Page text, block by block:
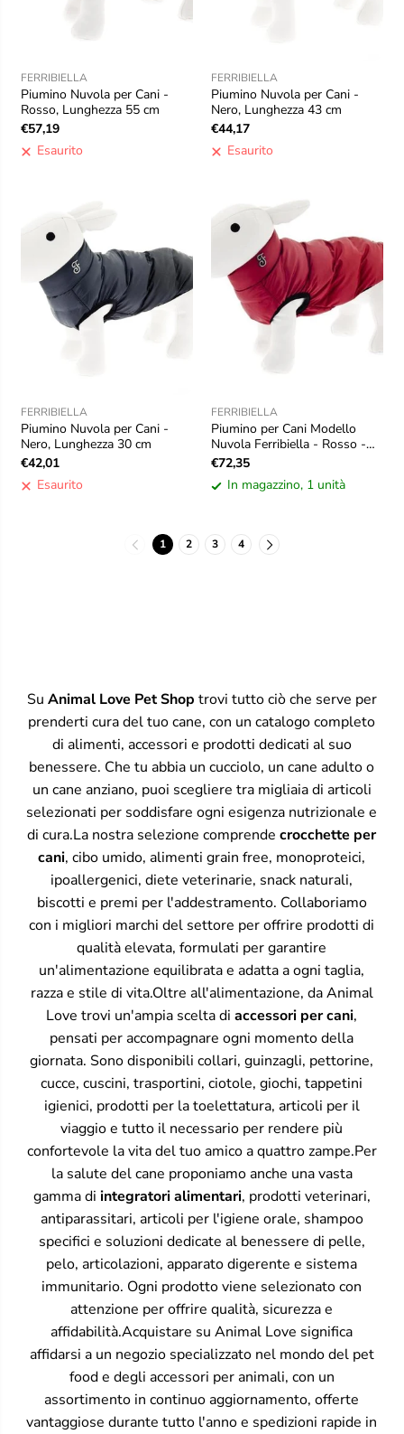
FERRIBIELLA
Piumino Nuvola per Cani -
Rosso, Lunghezza 55 cm
€57,19
Esaurito
FERRIBIELLA
Piumino Nuvola per Cani -
Nero, Lunghezza 43 cm
€44,17
Esaurito
FERRIBIELLA
Piumino Nuvola per Cani -
Nero, Lunghezza 30 cm
€42,01
Esaurito
FERRIBIELLA
Piumino per Cani Modello
Nuvola Ferribiella - Rosso -
60 cm
€72,35
In magazzino, 1 unità
1 2 3 4
Su Animal Love Pet Shop trovi tutto ciò che serve per
prenderti cura del tuo cane, con un catalogo completo
di alimenti, accessori e prodotti dedicati al suo
benessere. Che tu abbia un cucciolo, un cane adulto o
un cane anziano, puoi scegliere tra migliaia di articoli
selezionati per soddisfare ogni esigenza nutrizionale e
di cura.La nostra selezione comprendecrocchette per
cani, cibo umido, alimenti grain free, monoproteici,
ipoallergenici, diete veterinarie, snack naturali,
biscotti e premi per l'addestramento. Collaboriamo
con i migliori marchi del settore per offrire prodotti di
qualità elevata, formulati per garantire
un'alimentazione equilibrata e adatta a ogni taglia,
razza e stile di vita.Oltre all'alimentazione, da Animal
Love trovi un'ampia scelta diaccessori per cani,
pensati per accompagnare ogni momento della
giornata. Sono disponibili collari, guinzagli, pettorine,
cucce, cuscini, trasportini, ciotole, giochi, tappetini
igienici, prodotti per la toelettatura, articoli per il
viaggio e tutto il necessario per rendere più
confortevole la vita del tuo amico a quattro zampe.Per
la salute del cane proponiamo anche una vasta
gamma di integratori alimentari, prodotti veterinari,
antiparassitari, articoli per l'igiene orale, shampoo
specifici e soluzioni dedicate al benessere di pelle,
pelo, articolazioni, apparato digerente e sistema
immunitario. Ogni prodotto viene selezionato con
attenzione per offrire qualità, sicurezza e
affidabilità.Acquistare su Animal Love significa
affidarsi a un negozio specializzato nel mondo del pet
food e degli accessori per animali, con un
assortimento in continuo aggiornamento, offerte
vantaggiose durante tutto l'anno e spedizioni rapide in